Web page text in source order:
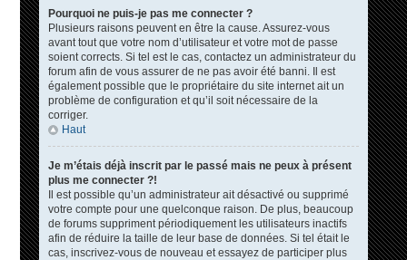
Pourquoi ne puis-je pas me connecter ?
Plusieurs raisons peuvent en être la cause. Assurez-vous
avant tout que votre nom d’utilisateur et votre mot de passe
soient corrects. Si tel est le cas, contactez un administrateur du
forum afin de vous assurer de ne pas avoir été banni. Il est
également possible que le propriétaire du site internet ait un
problème de configuration et qu’il soit nécessaire de la
corriger.
Haut
Je m’étais déjà inscrit par le passé mais ne peux à présent
plus me connecter ?!
Il est possible qu’un administrateur ait désactivé ou supprimé
votre compte pour une quelconque raison. De plus, beaucoup
de forums suppriment périodiquement les utilisateurs inactifs
afin de réduire la taille de leur base de données. Si tel était le
cas, inscrivez-vous de nouveau et essayez de participer plus